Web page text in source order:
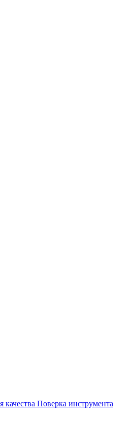
качества Поверка инструмента